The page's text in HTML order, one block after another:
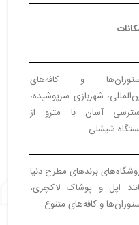
و کافه‌های
شهربازی سرپوشیده،
آسان با مترو از
شیشلی
برندهای مطرح دنیا
اپل و پوشاک لاکچری،
و کافه‌های متنوع